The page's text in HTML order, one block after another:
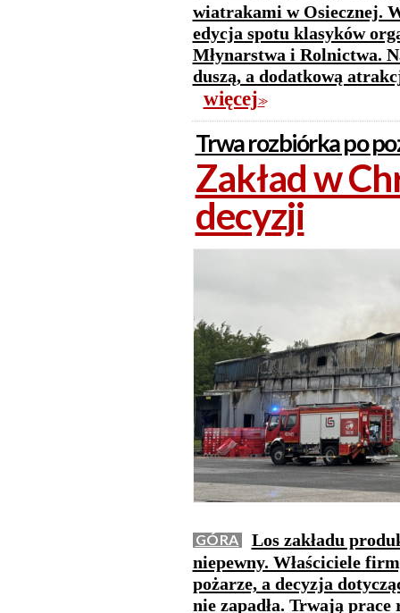
wiatrakami w Osiecznej.
edycja spotu klasyków
Młynarstwa i Rolnictwa.
duszą, a dodatkową
więcej>>
Trwa rozbiórka po
Zakład w
decyzji
GÓRA
Los zakładu
niepewny. Właściciele
pożarze, a decyzja
nie zapadła. Trwają